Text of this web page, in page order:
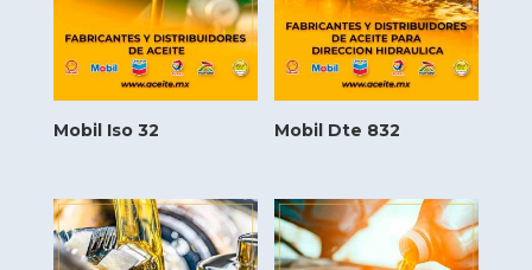
Mobil Iso 32 Mobil Dte 832